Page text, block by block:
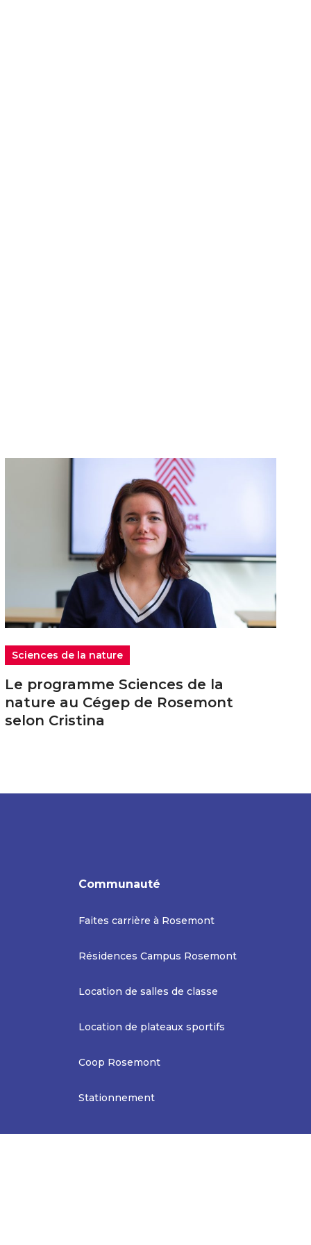
Sciences de la nature
Le programme Sciences de la
nature au Cégep de Rosemont
selon Cristina
Communauté
Faites carrière à Rosemont
Résidences Campus Rosemont
Location de salles de classe
Location de plateaux sportifs
Coop Rosemont
Stationnement